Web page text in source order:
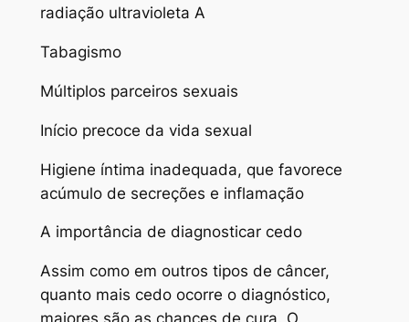
radiação ultravioleta A
Tabagismo
Múltiplos parceiros sexuais
Início precoce da vida sexual
Higiene íntima inadequada, que favorece
acúmulo de secreções e inflamação
A importância de diagnosticar cedo
Assim como em outros tipos de câncer,
quanto mais cedo ocorre o diagnóstico,